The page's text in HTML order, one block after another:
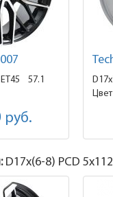
57.1
руб.
Цвет
D17x(6-8) PCD